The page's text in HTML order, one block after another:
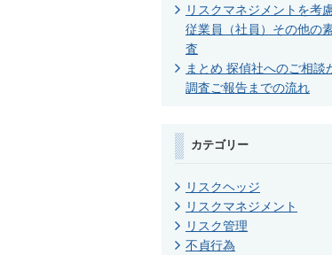
リスクマネジメントを考
従業員（社員）その他の
査
まとめ 探偵社へのご相談
調査ご報告までの流れ
カテゴリー
リスクヘッジ
リスクマネジメント
リスク管理
不貞行為